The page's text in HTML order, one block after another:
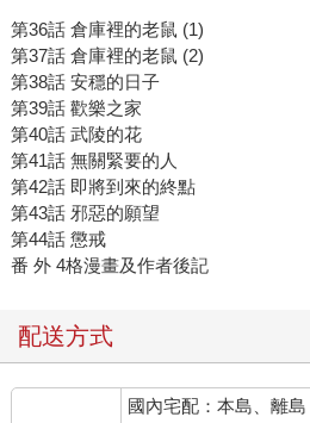
第36話 倉庫裡的老鼠 (1)
第37話 倉庫裡的老鼠 (2)
第38話 安穩的日子
第39話 歡樂之家
第40話 武陵的花
第41話 無關緊要的人
第42話 即將到來的終點
第43話 邪惡的願望
第44話 懲戒
番 外 4格漫畫及作者後記
配送方式
國內宅配：本島、離島